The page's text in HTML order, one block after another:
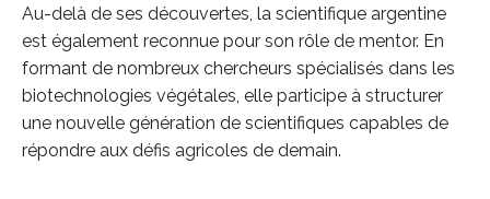
Au-delà de ses découvertes, la scientifique argentine
est également reconnue pour son rôle de mentor. En
formant de nombreux chercheurs spécialisés dans les
biotechnologies végétales, elle participe à structurer
une nouvelle génération de scientifiques capables de
répondre aux défis agricoles de demain.